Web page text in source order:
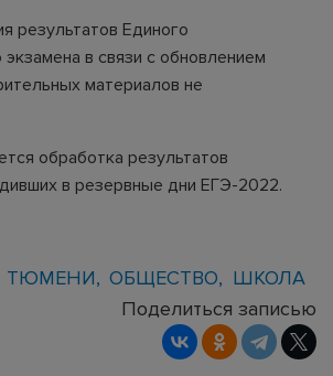
результатов Единого
экзамена в связи с обновлением
материалов не
обработка результатов
в резервные дни ЕГЭ-2022.
ТЮМЕНИ ОБЩЕСТВО
ШКОЛА
Поделиться записью